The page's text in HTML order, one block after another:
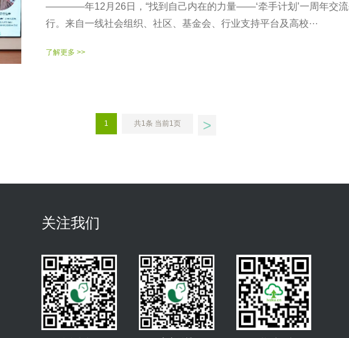
————年12月26日，“找到自己内在的力量——‘牵手计划’一周年交流
行。来自一线社会组织、社区、基金会、行业支持平台及高校···
了解更多 >>
1 共1条 当前1页 >
关注我们